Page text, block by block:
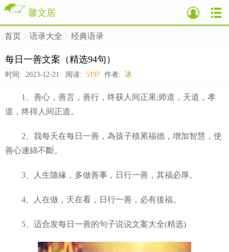
馨文居
首页 语录大全 经典语录
每日一善文案（精选94句）
时间: 2023-12-21 阅读: 5197 作者: 冰
1、善心，善言，善行，终获人间正果;师道，天道，孝
道，终得人间正道。
2、我每天在每日一善，為孩子積累福德，增加智慧，使
善心連綿不斷。
3、人生隨緣，多做善事，日行一善，其福必厚。
4、人在做，天在看，日行一善，必有後福。
5、适合发每日一善的句子说说文案大全(精选)